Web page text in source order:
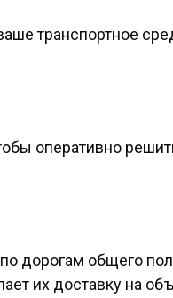
транспортное
оперативно
дорогам общего
их доставку на